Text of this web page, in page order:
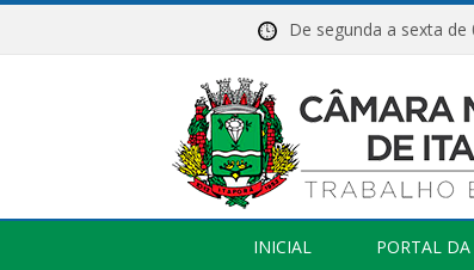
De segunda a sexta
INICIAL PORTAL